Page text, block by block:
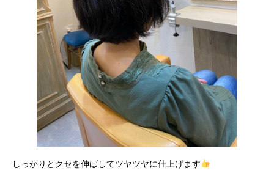
しっかりとクセを伸ばしてツヤツヤに仕上げます